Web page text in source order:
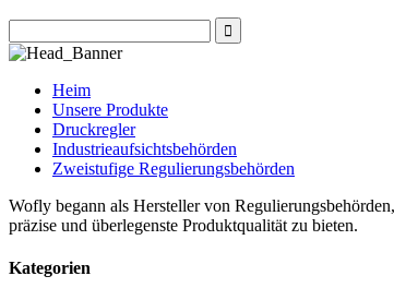
Heim
Unsere Produkte
Druckregler
Industrieaufsichtsbehörden
Zweistufige Regulierungsbehörden
Wofly begann als Hersteller von
präzise und überlegenste Produktqualität zu bieten.
Kategorien